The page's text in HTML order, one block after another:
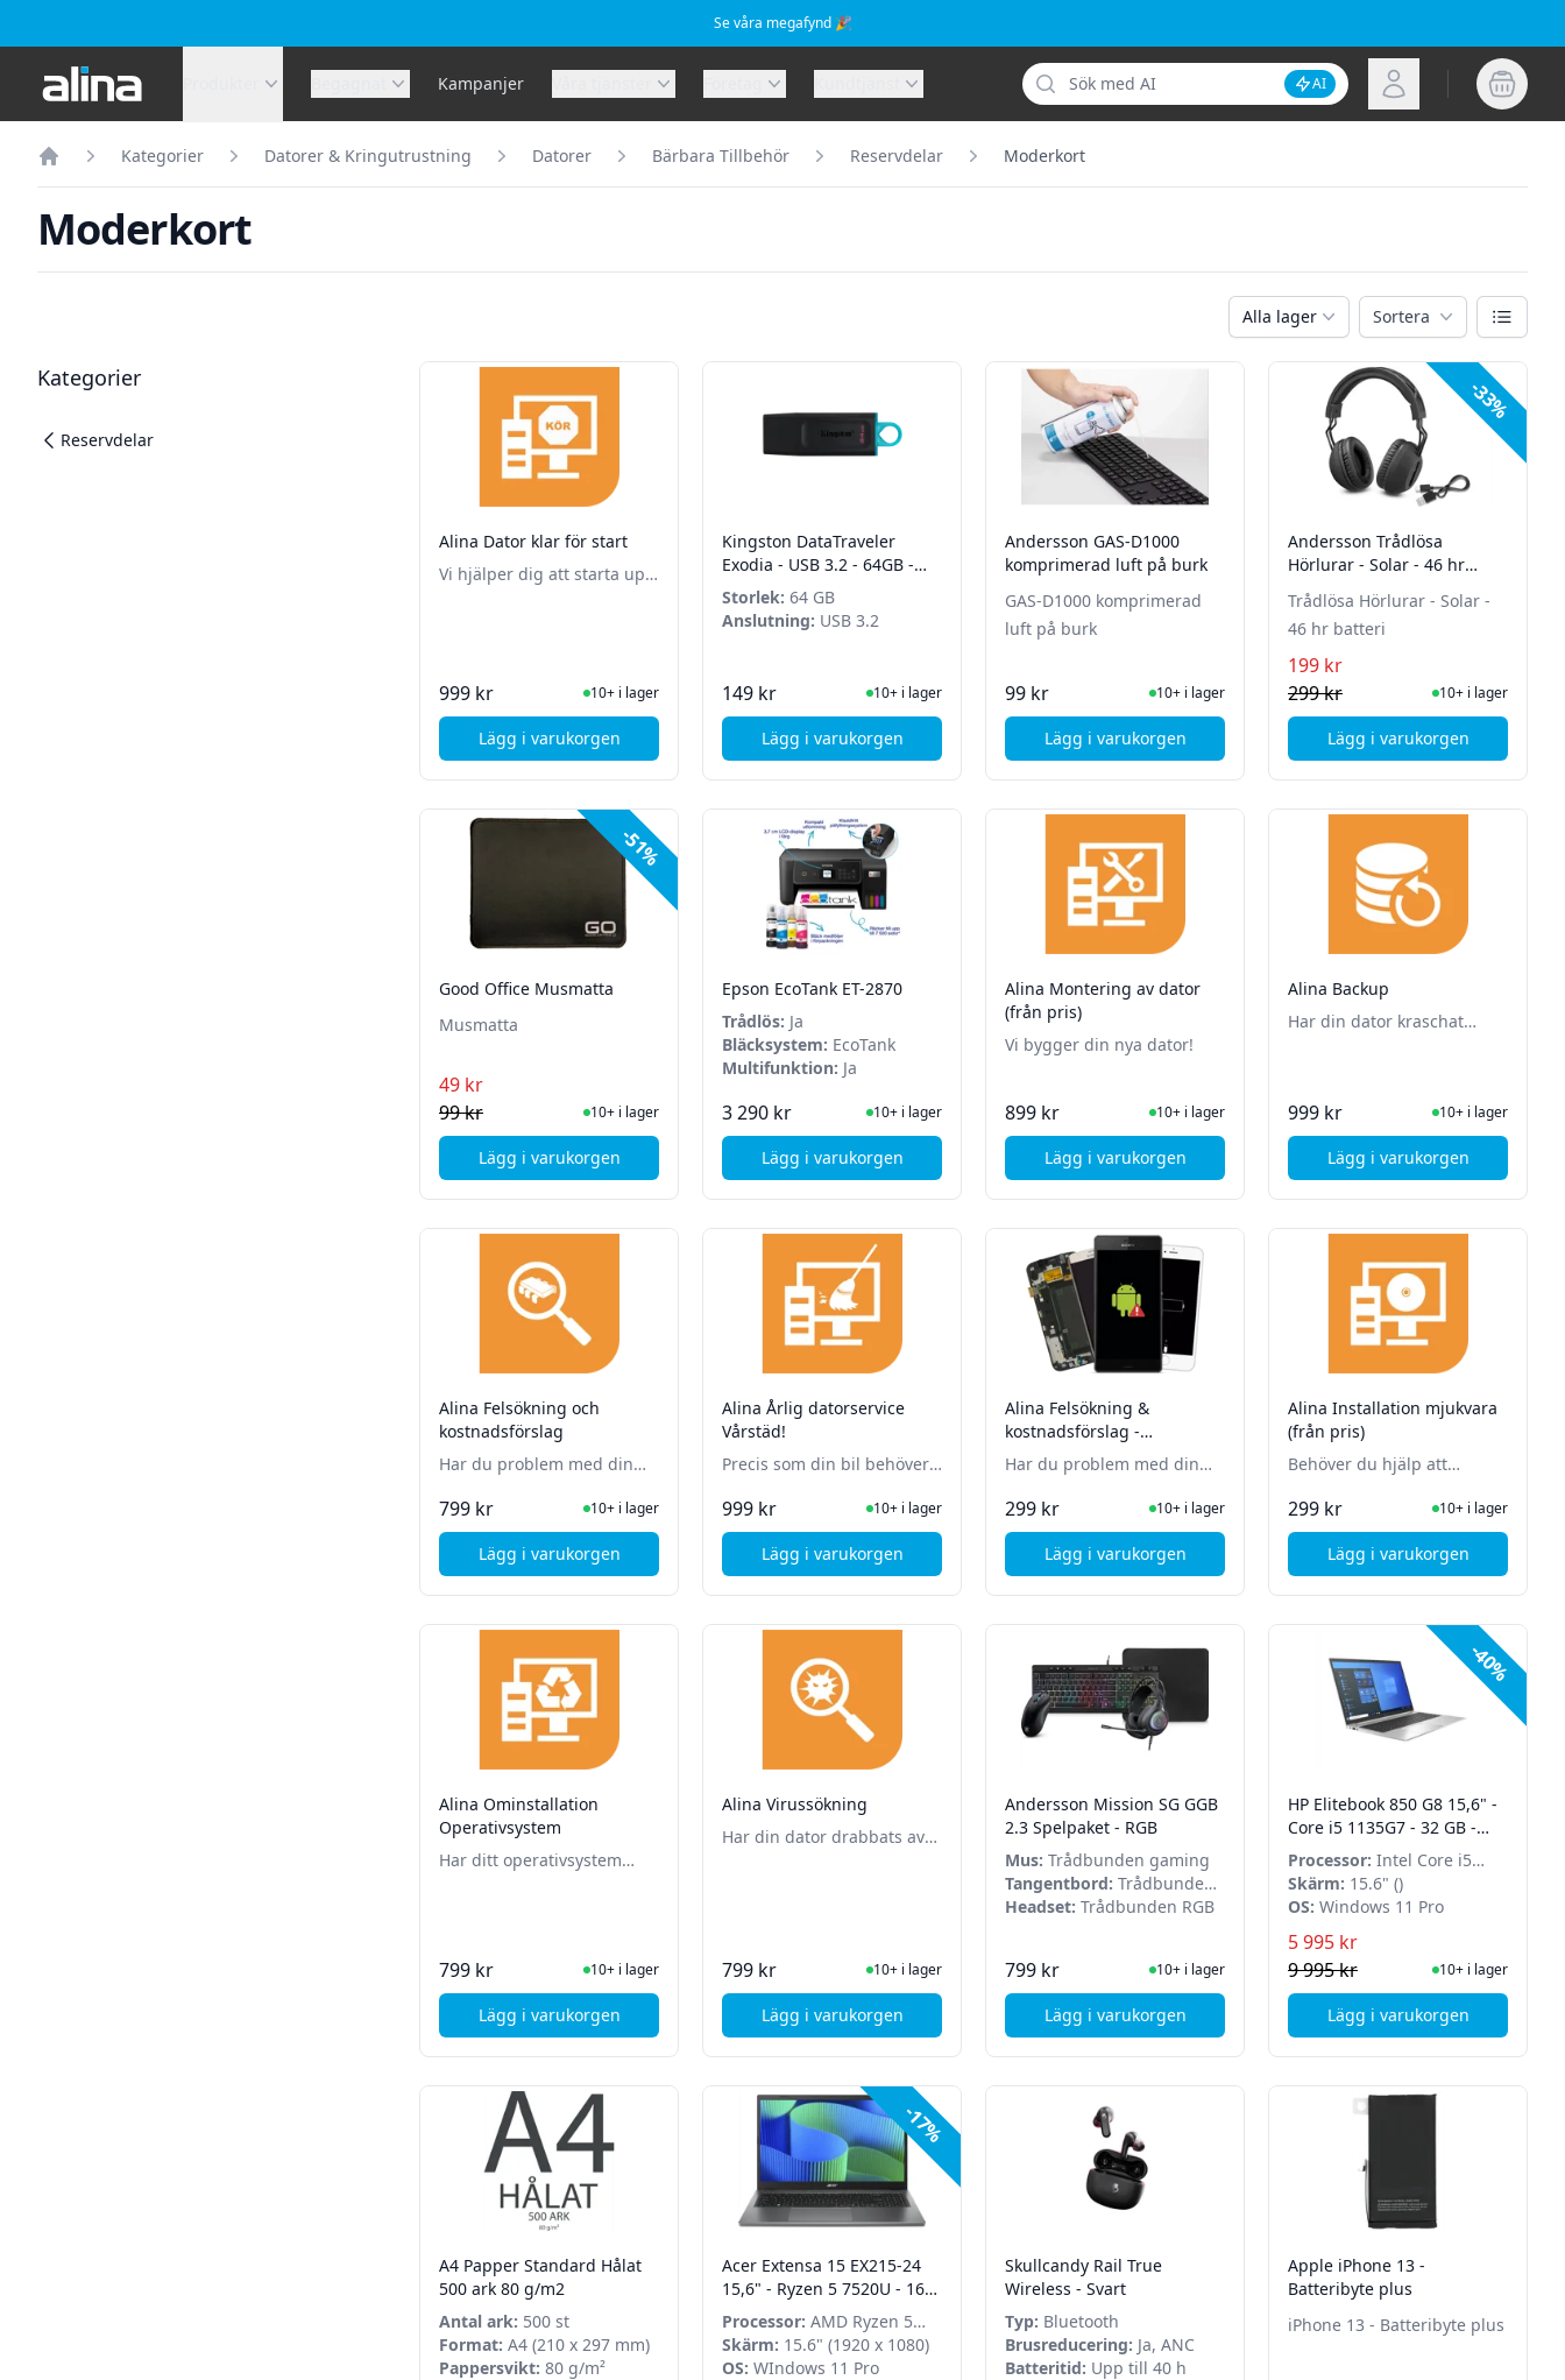
Se våra megafynd 🎉
Alina.se Kampanjer
Sök
Inaktivera AI-sökning
AI Logga in
Hem
Kategorier Datorer & Kringutrustning Datorer Bärbara Tillbehör Reservdelar Moderkort
Moderkort
Alla lager Sortera Växla vy
Filter
Kategorier
Reservdelar
Produkter
Alina Dator klar för start
Vi hjälper dig att starta upp
999 kr I Lager10+ i lager
Lägg i varukorgen, Alina Dator klar för start
Kingston DataTraveler
Exodia - USB 3.2 - 64GB -
Turkos - Max 2st per kund!
Storlek: 64 GB
Anslutning: USB 3.2
149 kr I Lager10+ i lager
Lägg i varukorgen, Kingston DataTraveler Exodia - USB 3.2 - 64GB - Turkos - Max 2st per kund!
Andersson GAS-D1000
komprimerad luft på burk
GAS-D1000 komprimerad
luft på burk
99 kr I Lager10+ i lager
Lägg i varukorgen, Andersson GAS-D1000 komprimerad luft på burk
-33%
Andersson Trådlösa
Hörlurar - Solar - 46 hr
batteri
Trådlösa Hörlurar - Solar -
46 hr batteri
199 kr
299 kr
I Lager10+ i lager
Lägg i varukorgen
, Andersson
-51%
Good Office Musmatta
Musmatta
49 kr
99 kr
I Lager10+ i lager
Lägg i varukorgen, Good Office Musmatta
Epson EcoTank ET-2870
Trådlös: Ja
Bläcksystem: EcoTank
Multifunktion: Ja
3 290 kr I Lager10+ i lager
Lägg i varukorgen, Epson EcoTank ET-2870
Alina Montering av dator
(från pris)
Vi bygger din nya dator!
899 kr I Lager10+ i lager
Lägg i varukorgen, Alina Montering av dator (från pris)
Alina Backup
Har din dator kraschat
999 kr I Lager10+ i lager
Lägg i varukorgen
, Alina Backup
Alina Felsökning och
kostnadsförslag
Har du problem med din
799 kr I Lager10+ i lager
Lägg i varukorgen, Alina Felsökning och kostnadsförslag
Alina Årlig datorservice
Vårstäd!
Precis som din bil behöver
regelbundet!
999 kr I Lager10+ i lager
Lägg i varukorgen, Alina Årlig datorservice Vårstäd!
Alina Felsökning &
kostnadsförslag -
Mobiltelefon
Har du problem med din
299 kr I Lager10+ i lager
Lägg i varukorgen, Alina Felsökning & kostnadsförslag - Mobiltelefon
Alina Installation mjukvara
(från pris)
Behöver du hjälp att
officepaket eller liknande?
Då är detta tjänsten för dig!
299 kr I Lager10+ i lager
Lägg i varukorgen, Alina Installation
Alina Ominstallation
Operativsystem
Har ditt operativsystem
799 kr I Lager10+ i lager
Lägg i varukorgen, Alina Ominstallation Operativsystem
Alina Virussökning
Har din dator drabbats av
799 kr I Lager10+ i lager
Lägg i varukorgen, Alina Virussökning
Andersson Mission SG GGB
2.3 Spelpaket - RGB
Mus: Trådbunden gaming
Tangentbord: Trådbunden
RGB
Headset: Trådbunden RGB
799 kr I Lager10+ i lager
Lägg i varukorgen, Andersson Mission SG GGB 2.3 Spelpaket - RGB
-40%
HP Elitebook 850 G8 15,6" -
Core i5 1135G7 - 32 GB -
240 GB - WIndows 11 Pro -
Grade A
Processor: Intel Core i5
1135G7
Skärm: 15.6" ()
OS: Windows 11 Pro
5 995 kr
9 995 kr
I Lager10+ i lager
Lägg i varukorgen, HP Elitebook 850
A4 Papper Standard Hålat
500 ark 80 g/m2
Antal ark: 500 st
Format: A4 (210 x 297 mm)
Pappersvikt: 80 g/m²
-17%
Acer Extensa 15 EX215-24
15,6" - Ryzen 5 7520U - 16
GB - 512 GB SSD - Windows
11 Pro
Processor: AMD Ryzen 5
7520U
Skärm: 15.6" (1920 x 1080)
OS: WIndows 11 Pro
Skullcandy Rail True
Wireless - Svart
Typ: Bluetooth
Brusreducering: Ja, ANC
Batteritid: Upp till 40 h
Apple iPhone 13 -
Batteribyte plus
iPhone 13 - Batteribyte plus